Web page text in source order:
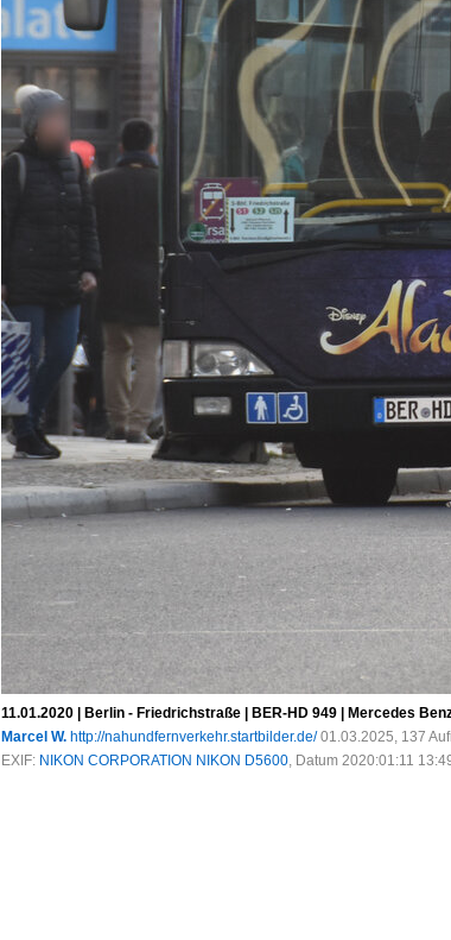
11.01.2020 | Berlin - Friedrichstraße | BER-HD 949 | Mercedes Benz
Marcel W. http://nahundfernverkehr.startbilder.de/ 01.03.2025, 137
EXIF: NIKON CORPORATION NIKON D5600, Datum 2020:01:11